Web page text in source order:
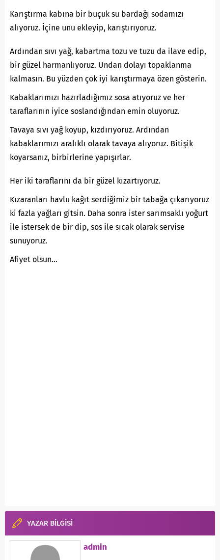
Karıştırma kabına bir buçuk su bardağı sodamızı
alıyoruz. İçine unu ekleyip, karıştırıyoruz.
Ardından sıvı yağ, kabartma tozu ve tuzu da ilave edip,
bir güzel harmanlıyoruz. Undan dolayı topaklanma
kalmasın. Bu yüzden çok iyi karıştırmaya özen gösterin.
Kabaklarımızı hazırladığımız sosa atıyoruz ve her
taraflarının iyice soslandığından emin oluyoruz.
Tavaya sıvı yağ koyup, kızdırıyoruz. Ardından
kabaklarımızı aralıklı olarak tavaya alıyoruz. Bitişik
koyarsanız, birbirlerine yapışırlar.
Her iki taraflarını da bir güzel kızartıyoruz.
Kızaranları havlu kağıt serdiğimiz bir tabağa çıkarıyoruz
ki fazla yağları gitsin. Daha sonra ister sarımsaklı yoğurt
ile istersek de bir dip, sos ile sıcak olarak servise
sunuyoruz.
Afiyet olsun…
YAZAR BİLGİSİ
admin